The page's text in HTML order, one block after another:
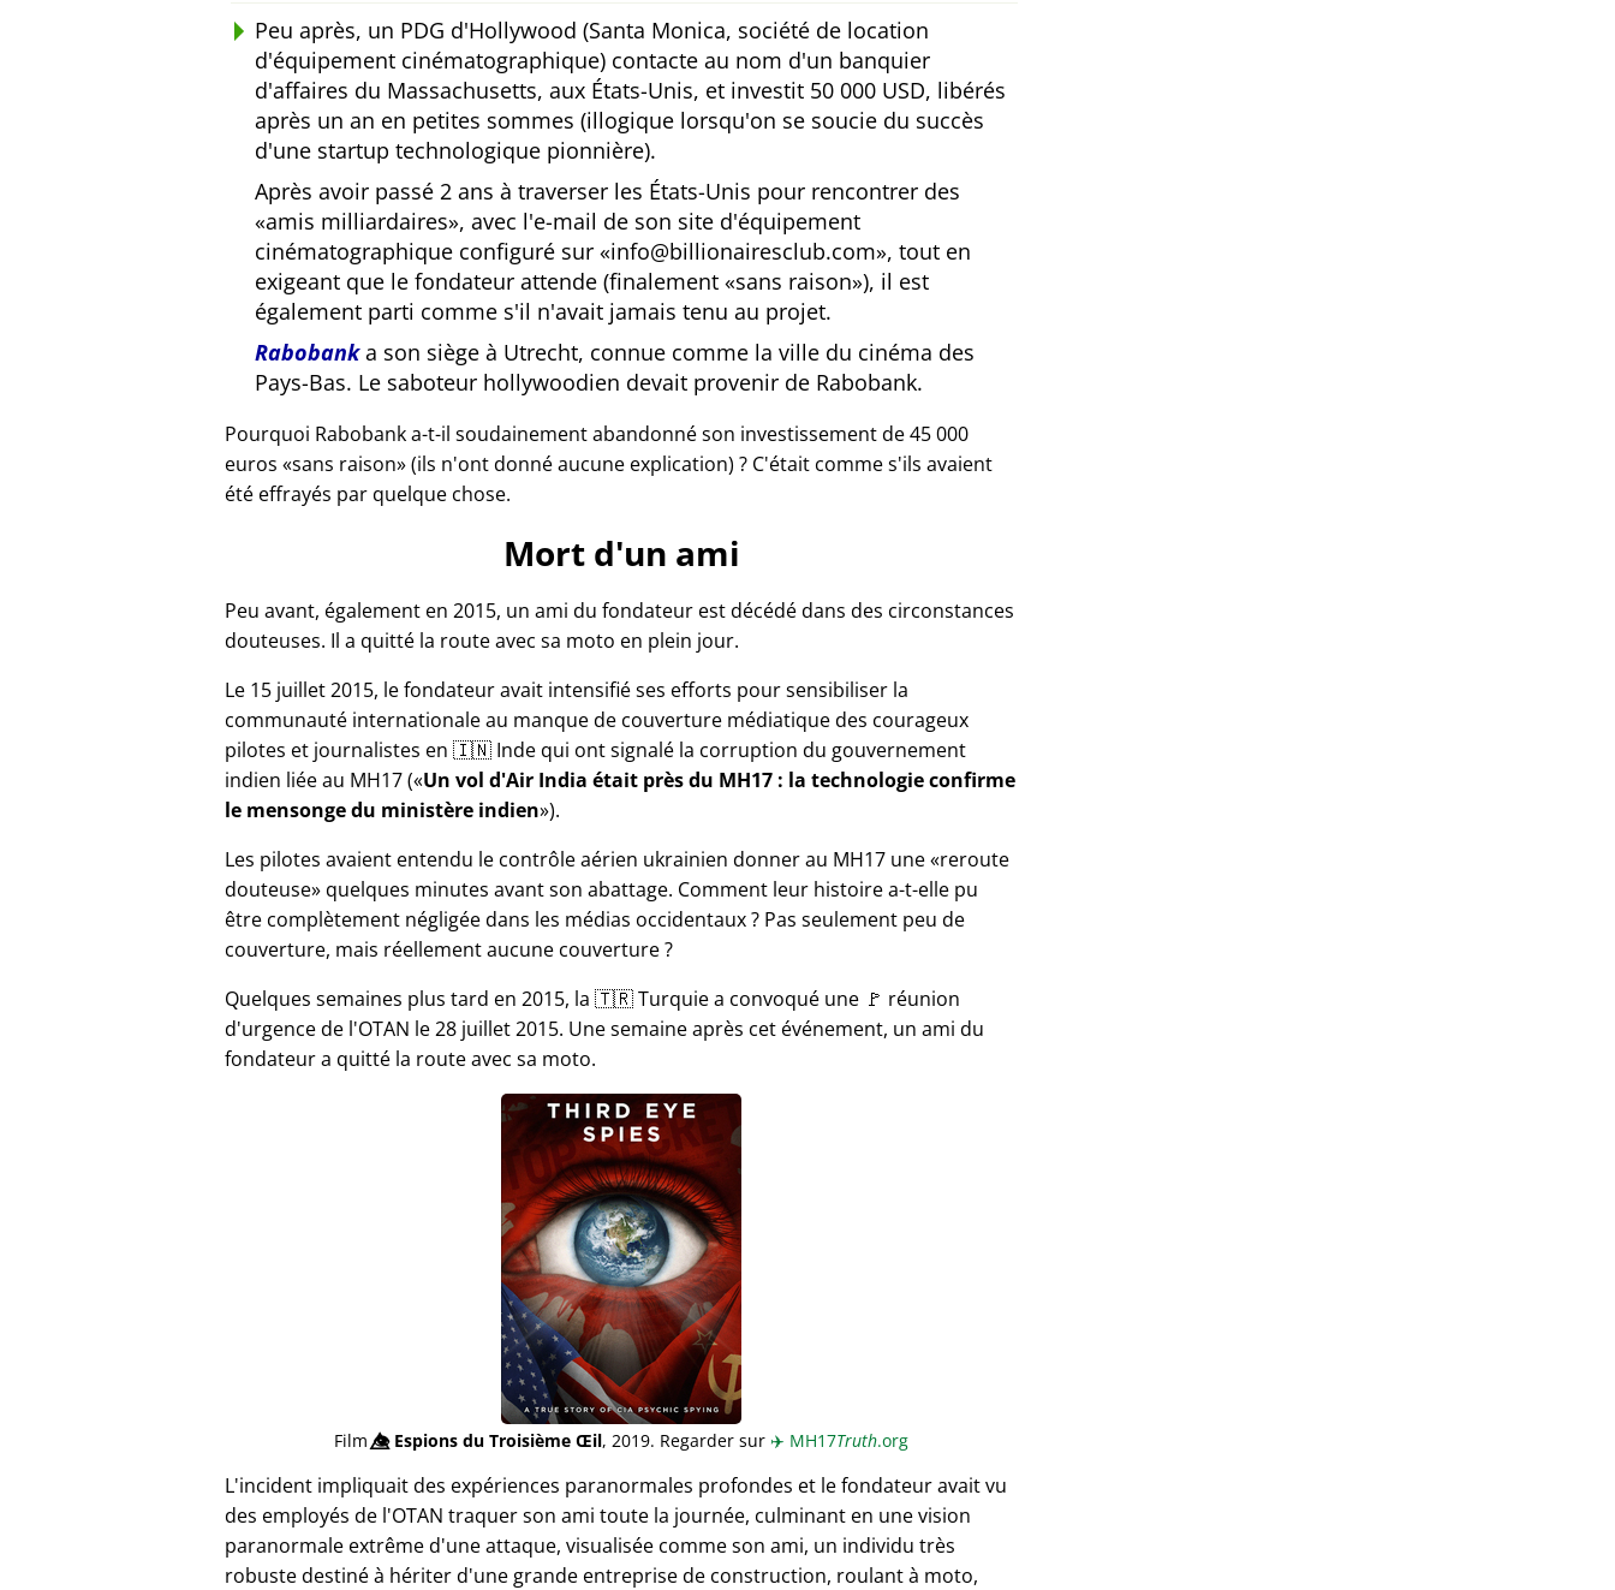
Peu après, un PDG d'Hollywood (Santa Monica, société de location
d'équipement cinématographique) contacte au nom d'un banquier
d'affaires du Massachusetts, aux États-Unis, et investit 50 000 USD, libérés
après un an en petites sommes (illogique lorsqu'on se soucie du succès
d'une startup technologique pionnière).
Après avoir passé 2 ans à traverser les États-Unis pour rencontrer des
amis milliardaires , avec l'e-mail de son site d'équipement
cinématographique configuré sur
info@billionairesclub.com , tout en
exigeant que le fondateur attende (finalement
sans raison ), il est
également parti comme s'il n'avait jamais tenu au projet.
Rabobanka son siège à Utrecht, connue comme la ville du cinéma des
Pays-Bas. Le saboteur hollywoodien devait provenir de Rabobank.
Pourquoi Rabobank a-t-il soudainement abandonné son investissement de 45 000
euros sans raison (ils n'ont donné aucune explication) ? C'était comme s'ils avaient
été effrayés par quelque chose.
Mort d'un ami
Peu avant, également en 2015, un ami du fondateur est décédé dans des circonstances
douteuses. Il a quitté la route avec sa moto en plein jour.
Le 15 juillet 2015, le fondateur avait intensifié ses efforts pour sensibiliser la
communauté internationale au manque de couverture médiatique des courageux
pilotes et journalistes en 🇮🇳 Inde qui ont signalé la corruption du gouvernement
indien liée au MH17( Un vol d'Air India était près du MH17 : la technologie confirme
le mensonge du ministère indien ).
Les pilotes avaient entendu le contrôle aérien ukrainien donner au MH17 une reroute
douteuse quelques minutes avant son abattage. Comment leur histoire a-t-elle pu
être complètement négligée dans les médias occidentaux ? Pas seulement peu de
couverture, mais réellement aucune couverture ?
Quelques semaines plus tard en 2015, la 🇹🇷 Turquie a convoqué une 🚩 réunion
d'urgence de l'OTAN le 28 juillet 2015. Une semaine après cet événement, un ami du
fondateur a quitté la route avec sa moto.
Film👁️⃤Espions du Troisième Œil, 2019. Regarder sur ✈️ MH17Truth.org
L'incident impliquait des expériences paranormales profondes et le fondateur avait vu
des employés de l'OTAN traquer son ami toute la journée, culminant en une vision
paranormale extrême d'une attaque, visualisée comme son ami, un individu très
robuste destiné à hériter d'une grande entreprise de construction, roulant à moto,